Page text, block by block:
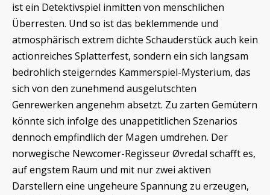
ist ein Detektivspiel inmitten von menschlichen
Überresten. Und so ist das beklemmende und
atmosphärisch extrem dichte Schauderstück auch kein
actionreiches Splatterfest, sondern ein sich langsam
bedrohlich steigerndes Kammerspiel-Mysterium, das
sich von den zunehmend ausgelutschten
Genrewerken angenehm absetzt. Zu zarten Gemütern
könnte sich infolge des unappetitlichen Szenarios
dennoch empfindlich der Magen umdrehen. Der
norwegische Newcomer-Regisseur Øvredal schafft es,
auf engstem Raum und mit nur zwei aktiven
Darstellern eine ungeheure Spannung zu erzeugen,